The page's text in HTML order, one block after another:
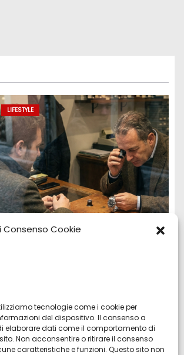
Consenso Cookie
tecnologie come i cookie per
del dispositivo. Il consenso a
elaborare dati come il comportamento di
Non acconsentire o ritirare il consenso
caratteristiche e funzioni. Questo sito non
LIFESTYLE
modelli usati
Lug 8, 2026 Admin